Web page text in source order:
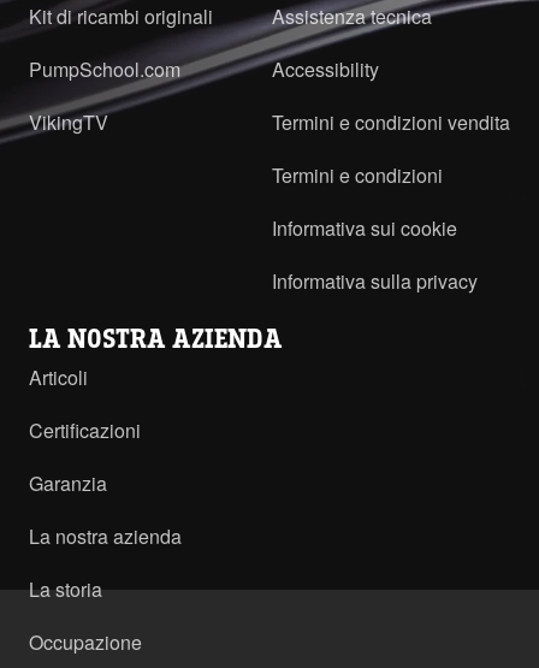
Kit di ricambi originali
PumpSchool.com
VikingTV
Assistenza tecnica
Accessibility
Termini e condizioni vendita
Termini e condizioni
Informativa sui cookie
Informativa sulla privacy
LA NOSTRA AZIENDA
Articoli
Certificazioni
Garanzia
La nostra azienda
La storia
Occupazione